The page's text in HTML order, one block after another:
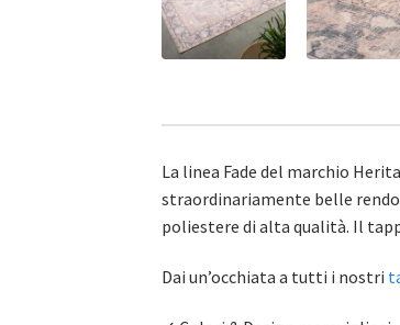
La linea Fade del marchio
straordinariamente belle
poliestere di alta qualità. Il
Dai un’occhiata a tutti i nostri